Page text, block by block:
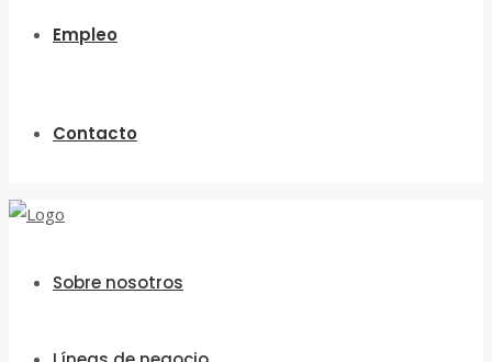
Empleo
Contacto
Sobre nosotros